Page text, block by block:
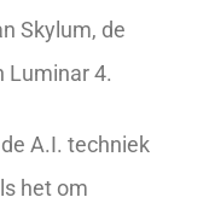
Skylum, de
Luminar 4.
A.I. techniek
het om